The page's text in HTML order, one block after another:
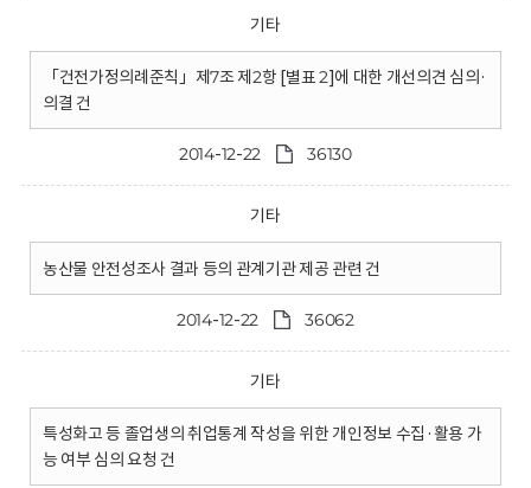
기타
「건전가정의례준칙」제7조 제2항 [별표 2]에 대한 개선의견 심의·
의결 건
2014-12-22 36130
기타
농산물 안전성조사 결과 등의 관계기관 제공 관련 건
2014-12-22 36062
기타
특성화고 등 졸업생의 취업통계 작성을 위한 개인정보 수집·활용 가
능 여부 심의 요청 건